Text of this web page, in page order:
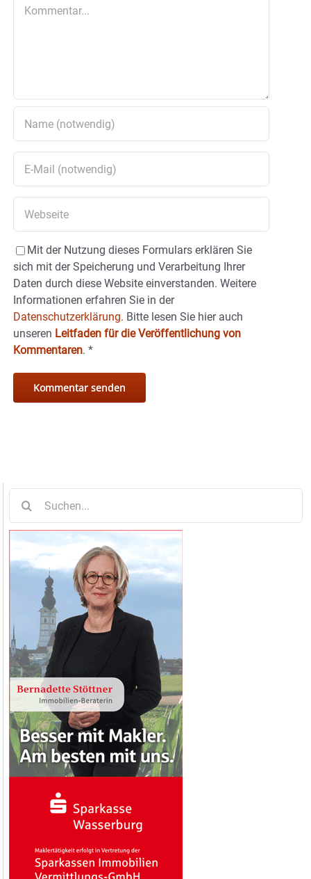
Mit der Nutzung dieses Formulars erklären Sie
sich mit der Speicherung und Verarbeitung Ihrer
Daten durch diese Website einverstanden. Weitere
Informationen erfahren Sie in der
Datenschutzerklärung. Bitte lesen Sie hier auch
unseren Leitfaden für die Veröffentlichung von
Kommentaren. *
nach: